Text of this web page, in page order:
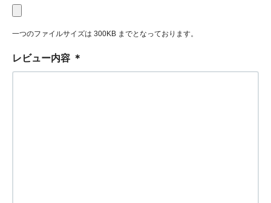
一つのファイルサイズは 300KB までとなっております。
レビュー内容 ＊